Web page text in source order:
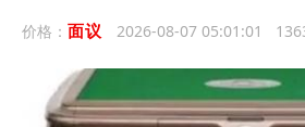
价格： 面议 2026-08-07 05:01:01